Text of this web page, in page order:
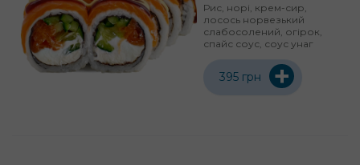
Рис, норі, крем-сир,
лосось норвезький
слабосолений, огірок,
спайс соус, соус унаг
395 грн +